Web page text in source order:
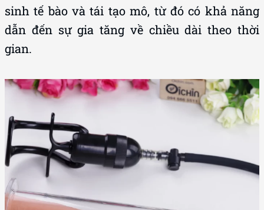
sinh tế bào và tái tạo mô, từ đó có khả năng
dẫn đến sự gia tăng về chiều dài theo thời
gian.